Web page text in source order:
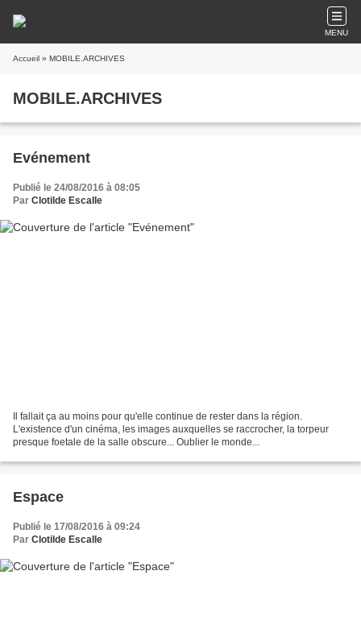
MENU
Accueil » MOBILE.ARCHIVES
MOBILE.ARCHIVES
Evénement
Publié le 24/08/2016 à 08:05
Par Clotilde Escalle
Il fallait ça au moins pour qu'elle continue de rester dans la région.
L'existence d'un cinéma, les images auxquelles se raccrocher, la torpeur
presque foetale de la salle obscure... Oublier le monde...
Espace
Publié le 17/08/2016 à 09:24
Par Clotilde Escalle